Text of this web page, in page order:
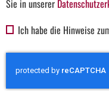
Sie in unserer
Ich habe die Hinweise